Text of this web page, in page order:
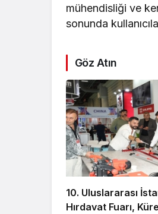
mühendisliği ve
sonunda
Göz Atın
10. Uluslararası
Hırdavat Fuarı,